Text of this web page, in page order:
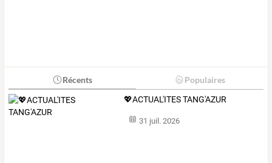
Récents Populaires
💖ACTUAL'ITES TANG'AZUR
31 juil. 2026